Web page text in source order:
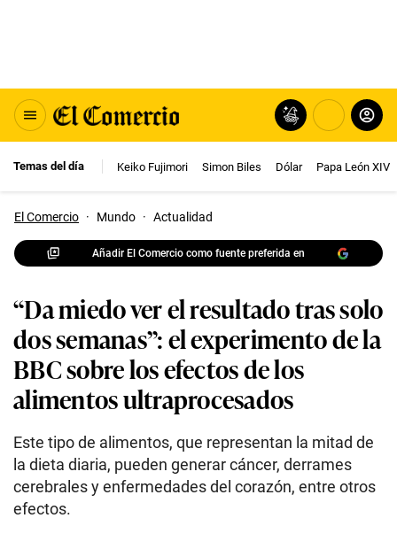
Temas del día Keiko Fujimori Simon Biles Dólar Papa León XIV
El Comercio · Mundo · Actualidad
Añadir El Comercio como fuente preferida en
“Da miedo ver el resultado tras solo
dos semanas”: el experimento de la
BBC sobre los efectos de los
alimentos ultraprocesados
Este tipo de alimentos, que representan la mitad de
la dieta diaria, pueden generar cáncer, derrames
cerebrales y enfermedades del corazón, entre otros
efectos.